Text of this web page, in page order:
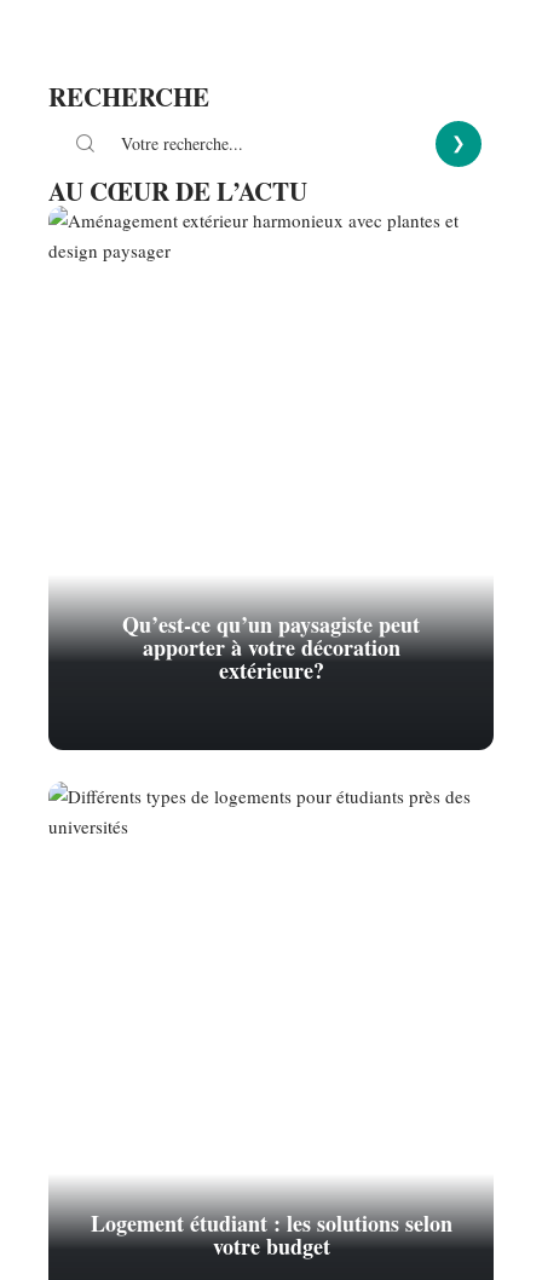
RECHERCHE
AU CŒUR DE L’ACTU
Qu’est-ce qu’un paysagiste peut
apporter à votre décoration
extérieure?
Logement étudiant : les solutions selon
votre budget